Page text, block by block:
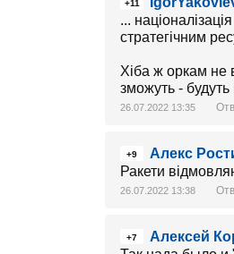
+11
...
стратегічним
Хіба ж оркам не
зможуть -
26.07.2022 13:35
+9
Алекс
Ракети
26.07.2022 13:38
+7
Алексей